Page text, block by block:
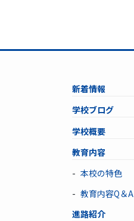
新着情報
学校ブログ
学校概要
教育内容
本校の特色
教育内容Q＆A
進路紹介